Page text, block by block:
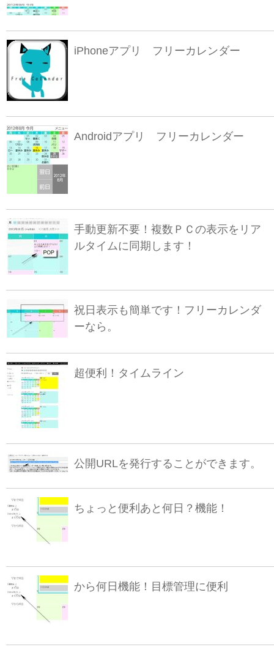
iPhoneアプリ フリーカレンダー
Androidアプリ フリーカレンダー
手動更新不要！複数ＰＣの表示をリア
ルタイムに同期します！
祝日表示も簡単です！フリーカレンダ
ーなら。
超便利！タイムライン
公開URLを発行することができます。
ちょっと便利あと何日？機能！
から何日機能！目標管理に便利